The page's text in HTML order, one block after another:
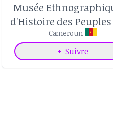
Musée
d'Histoire des
Forêt d'Afrique
Cameroun
+ Suivre